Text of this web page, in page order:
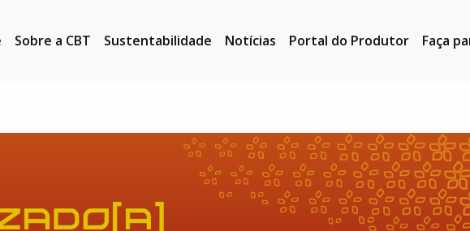
Sobre a CBT Sustentabilidade Notícias Portal do Produtor Faça